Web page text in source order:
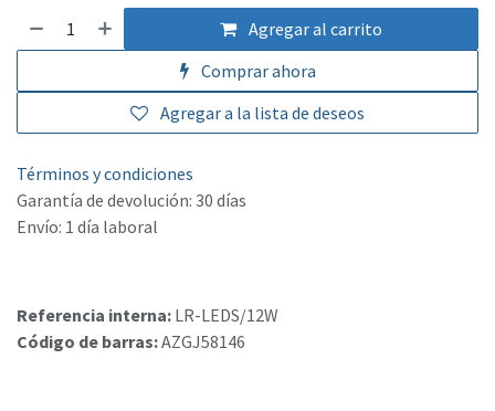
Agregar al carrito
Comprar ahora
Agregar a la lista de deseos
Términos y condiciones
Garantía de devolución: 30 días
Envío: 1 día laboral
Referencia interna: LR-LEDS/12W
Código de barras:AZGJ58146